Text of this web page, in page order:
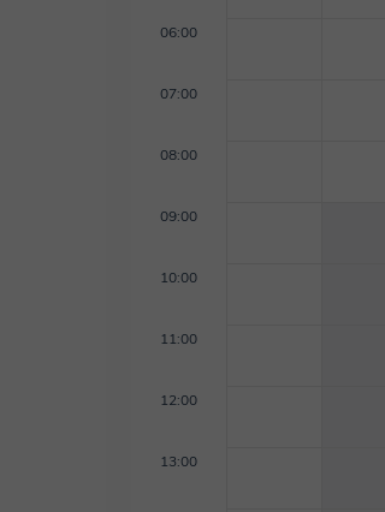
06:00
07:00
08:00
09:00
10:00
11:00
12:00
13:00